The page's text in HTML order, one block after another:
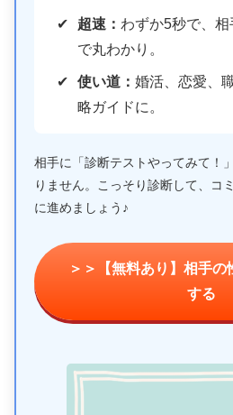
超速： わずか5秒で、相
で丸わかり。
使い道：婚活、恋愛、
略ガイドに。
相手に「診断テストやってみて！
りません。こっそり診断して、コ
に進めましょう♪
＞＞【無料あり】相手の
する